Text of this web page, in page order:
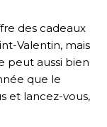
des cadeaux
Valentin, mais
peut aussi bien
que le
et lancez-vous,